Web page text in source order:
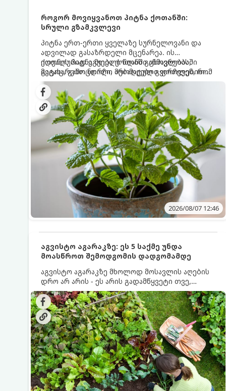
როგორ მოვიყვანოთ პიტნა ქოთანში:
სრული გზამკვლევი
პიტნა ერთ-ერთი ყველაზე სურნელოვანი და
ადვილად გასაზრდელი მცენარეა. ის
იდეალურად ეგუება ქოთანში ცხოვრებას,
მეტიც, გამოცდილი მებაღეები გვირჩევენ, რომ
პიტნა მხოლოდ ქოთანში მოვიყვანოთ, რადგან
ღია გრუნტში (ბაღში) დარგვისას ის ფესვებით
ძალიან სწრაფად ვრცელდება და სხვა
მცენარეებს ავიწროებს.
ქოთნის პიტნა მთელი წლის განმავლობაში
გაგახარებთ ნორჩი, არომატული ფოთლებით
ჩაის, ლიმონათისა თუ კერძებისთვის.
2026/08/07 12:46
აგვისტო აგარაკზე: ეს 5 საქმე უნდა
მოასწროთ შემოდგომის დადგომამდე
აგვისტო აგარაკზე მხოლოდ მოსავლის აღების
დრო არ არის - ეს არის გადამწყვეტი თვე,
როდესაც საფუძველი ეყრება მომავალი წლის
მოსავალს და ბაღი მზადდება შემოდგომა-
ზამთრის სეზონისთვის. იმისათვის, რომ
ნიადაგმა ენერგია აღიდგინოს, ხოლო
მცენარეებმა ზამთარს გაუძლონ, აგვისტოს
ბოლომდე 5 მნიშვნელოვანი საქმის გაკეთება
უნდა მოასწროთ: